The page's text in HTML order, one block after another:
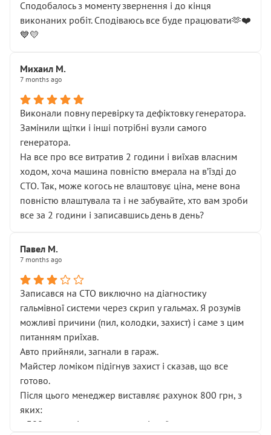
Сподобалось з моменту звернення і до кінця
виконаних робіт. Сподіваюсь все буде працювати🫶❤️
💙💛
Михаил М.
7 months ago
Виконали повну перевірку та дефіктовку генератора.
Замінили щітки і інші потрібні вузли самого
генератора.
На все про все витратив 2 години і виїхав власним
ходом, хоча машина повністю вмерала на вʼїзді до
СТО. Так, може когось не влаштовує ціна, мене вона
повністю влаштувала та і не забувайте, хто вам зроби
все за 2 години і записавшись день в день?
Павел М.
7 months ago
Записався на СТО виключно на діагностику
гальмівної системи через скрип у гальмах. Я розумів
можливі причини (пил, колодки, захист) і саме з цим
питанням приїхав.
Авто прийняли, загнали в гараж.
Майстер ломіком підігнув захист і сказав, що все
готово.
Після цього менеджер виставляє рахунок 800 грн, з
яких:
• 300 грн — діагностика гальмівної системи